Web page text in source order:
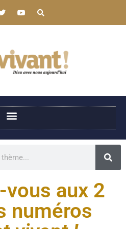
aux 2
numéros